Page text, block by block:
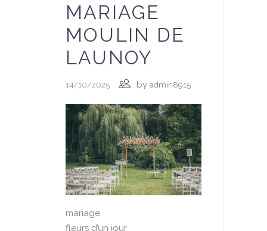
MARIAGE
MOULIN DE
LAUNOY
14/10/2025 by admin8915
mariage
fleurs d’un jour